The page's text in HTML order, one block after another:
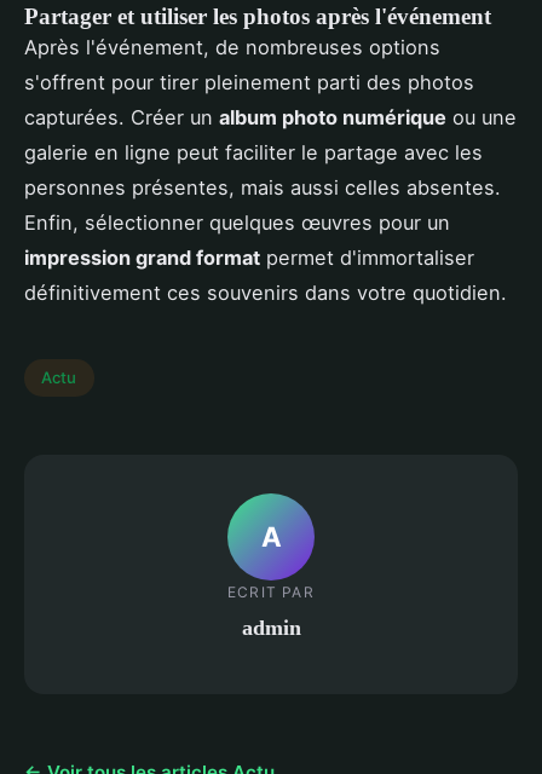
Partager et utiliser les photos après l'événement
Après l'événement, de nombreuses options
s'offrent pour tirer pleinement parti des photos
capturées. Créer un album photo numérique ou une
galerie en ligne peut faciliter le partage avec les
personnes présentes, mais aussi celles absentes.
Enfin, sélectionner quelques œuvres pour un
impression grand format permet d'immortaliser
définitivement ces souvenirs dans votre quotidien.
Actu
A
ECRIT PAR
admin